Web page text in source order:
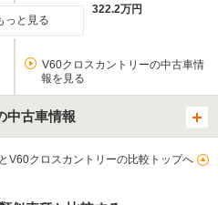
322.2万円
っと見る
V60クロスカントリーの中古車情
報を見る
中古車情報
V60クロスカントリーの比較トップへ